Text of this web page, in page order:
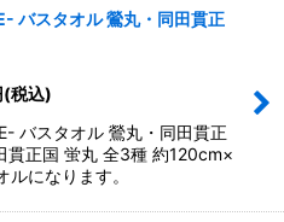
バスタオル 鶯丸・同田貫正
(税込)
バスタオル 鶯丸・同田貫正
貫正国 蛍丸 全3種 約120cm×
になります。